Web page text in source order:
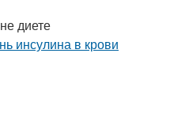
диете
инсулина в крови